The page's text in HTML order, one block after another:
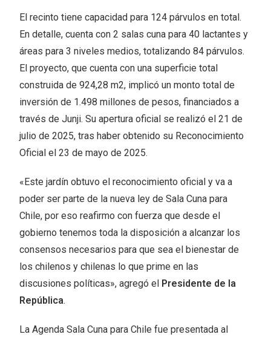
El recinto tiene capacidad para 124 párvulos en total.
En detalle, cuenta con 2 salas cuna para 40 lactantes y
áreas para 3 niveles medios, totalizando 84 párvulos.
El proyecto, que cuenta con una superficie total
construida de 924,28 m2, implicó un monto total de
inversión de 1.498 millones de pesos, financiados a
través de Junji. Su apertura oficial se realizó el 21 de
julio de 2025, tras haber obtenido su Reconocimiento
Oficial el 23 de mayo de 2025.
«Este jardín obtuvo el reconocimiento oficial y va a
poder ser parte de la nueva ley de Sala Cuna para
Chile, por eso reafirmo con fuerza que desde el
gobierno tenemos toda la disposición a alcanzar los
consensos necesarios para que sea el bienestar de
los chilenos y chilenas lo que prime en las
discusiones políticas», agregó el Presidente de la
República.
La Agenda Sala Cuna para Chile fue presentada al